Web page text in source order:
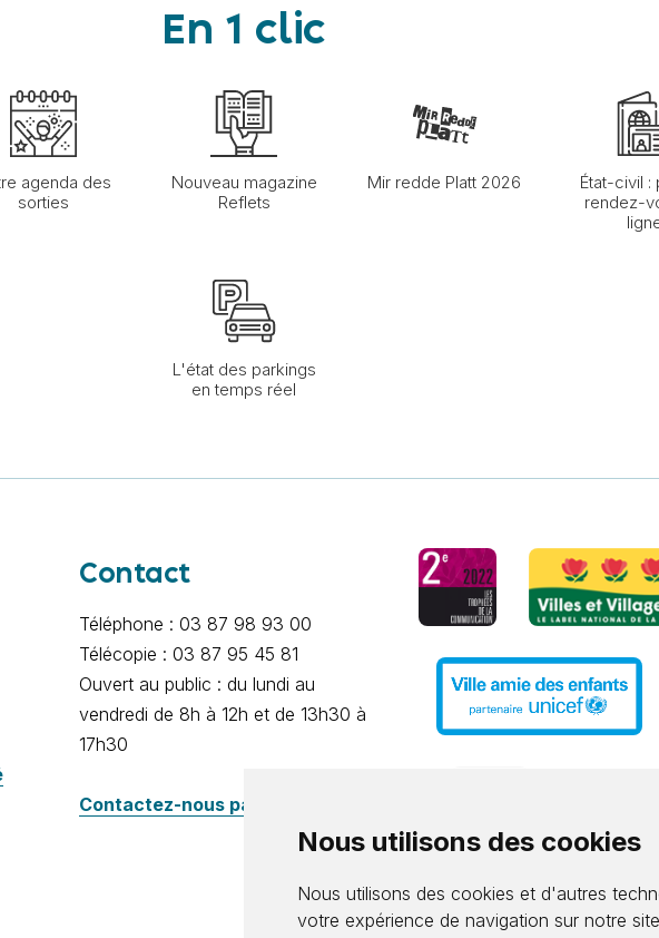
Nous utilisons des cookies
Nous utilisons des cookies et d'autres
votre expérience de navigation sur notre
En 1 clic
agenda des
sorties
Nouveau magazine
Reflets
Mir redde Platt 2026
État-civil :
rendez-
L'état des parkings
en temps réel
Contact
Téléphone : 03 87 98 93 00
Télécopie : 03 87 95 45 81
Ouvert au public : du lundi au
vendredi de 8h à 12h et de 13h30 à
17h30
Contactez-nous par e-mail